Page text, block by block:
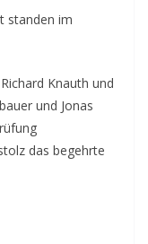
standen im
Knauth und
und Jonas
das begehrte